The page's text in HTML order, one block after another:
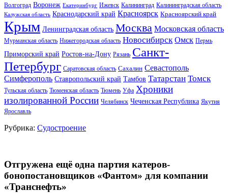
Волгоград Воронеж Екатеринбург Ижевск Калининград Калининградская область
Калужская область Краснодарский край Красноярск Красноярский край
Крым Ленинградская область Москва Московская область
Мурманская область Нижегородская область Новосибирск Омск Пермь
Приморский край Ростов-на-Дону Рязань Санкт-
Петербург Саратовская область Сахалин Севастополь
Симферополь Ставропольский край Тамбов Татарстан Томск
Тульская область Тюменская область Тюмень Уфа Хроники
изолированной России Челябинск Чеченская Республика Якутия
Ярославль
Рубрика: Судостроение
Отгружена ещё одна партия катеров-
бонопостановщиков «Фантом» для компании
«Транснефть»